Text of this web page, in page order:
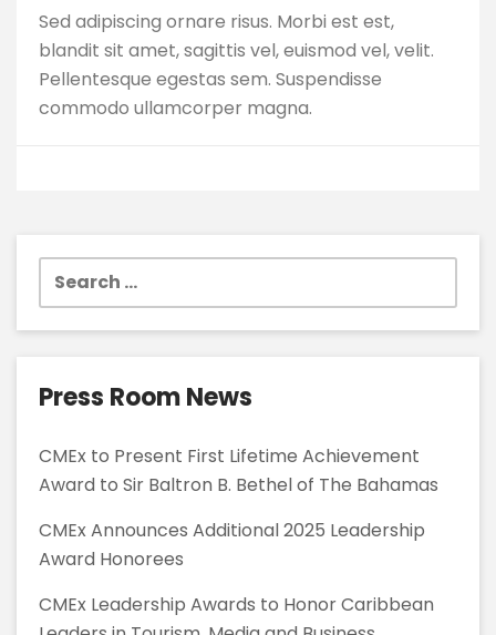
Sed adipiscing ornare risus. Morbi est est,
blandit sit amet, sagittis vel, euismod vel, velit.
Pellentesque egestas sem. Suspendisse
commodo ullamcorper magna.
Search
Press Room News
CMEx to Present First Lifetime Achievement
Award to Sir Baltron B. Bethel of The Bahamas
CMEx Announces Additional 2025 Leadership
Award Honorees
CMEx Leadership Awards to Honor Caribbean